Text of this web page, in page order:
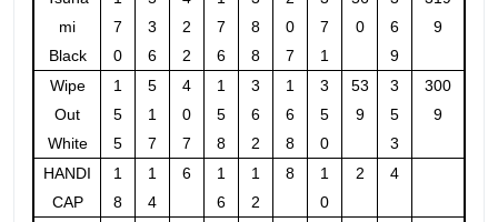
mi
Black
7
0
3
6
2
2
7
6
8
8
0
7
7
1
0
6
9
9
Wipe
Out
White
1
5
5
5
1
7
4
0
7
1
5
8
3
6
2
1
6
8
3
5
0
53
9
3
5
3
300
9
HANDI
CAP
1
8
1
4
6
1
6
1
2
8
1
0
2 4